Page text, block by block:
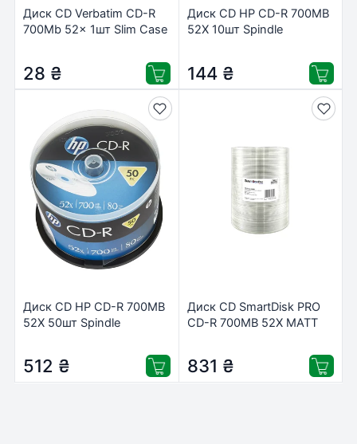
Диск CD Verbatim CD-R
700Mb 52x 1шт Slim Case
28 ₴
Диск CD HP CD-R 700MB
52X 10шт Spindle
144 ₴
Диск CD HP CD-R 700MB
52X 50шт Spindle
512 ₴
Диск CD SmartDisk PRO
CD-R 700MB 52X MATT
831 ₴